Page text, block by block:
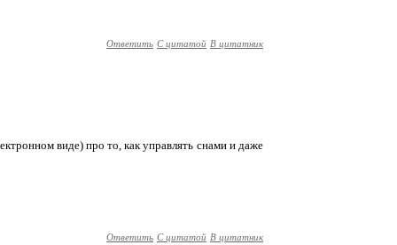
Ответить С цитатой В цитатник
виде) про то, как управлять снами и даже
Ответить С цитатой В цитатник